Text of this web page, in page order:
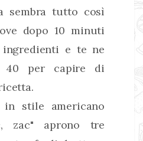
sembra tutto così
dopo 10 minuti
e te ne
40 per capire di
stile americano
zac" aprono tre